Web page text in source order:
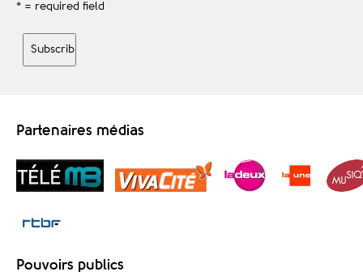
* = required field
Partenaires médias
Pouvoirs publics